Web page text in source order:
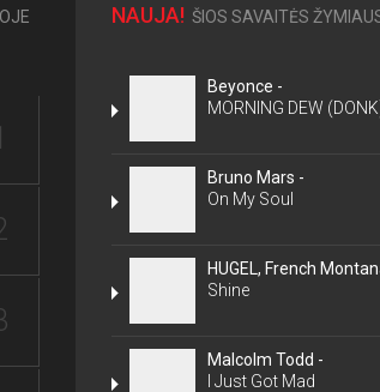
NAUJA! ŠIOS SAVAITĖS
Beyonce -
MORNING DEW
Bruno Mars -
On My Soul
HUGEL, French
Shine
Malcolm Todd -
I Just Got Mad